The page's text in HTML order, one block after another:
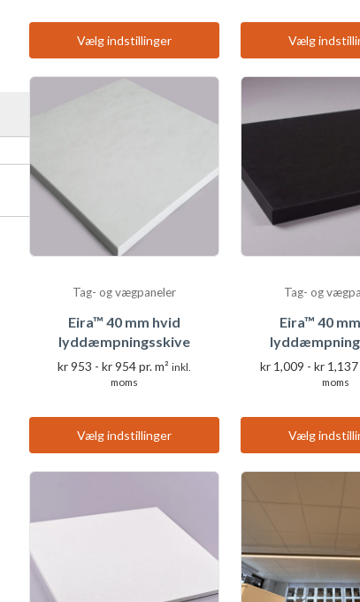
Vælg indstillinger
produkt
har
varianter.
Valgmulighederne
produktsiden
Vælg
Tag- og vægpaneler
Eira™ 40 mm hvid
lyddæmpningsskive
kr953 - kr954Prisinterval:
kr 953
pr. m²inkl.
moms
Vælg indstillinger
produkt
har
flere
Valgmulighederne
Tag- og
Eira™ 40
kr1,009 - kr1,137
moms
Vælg
har
på